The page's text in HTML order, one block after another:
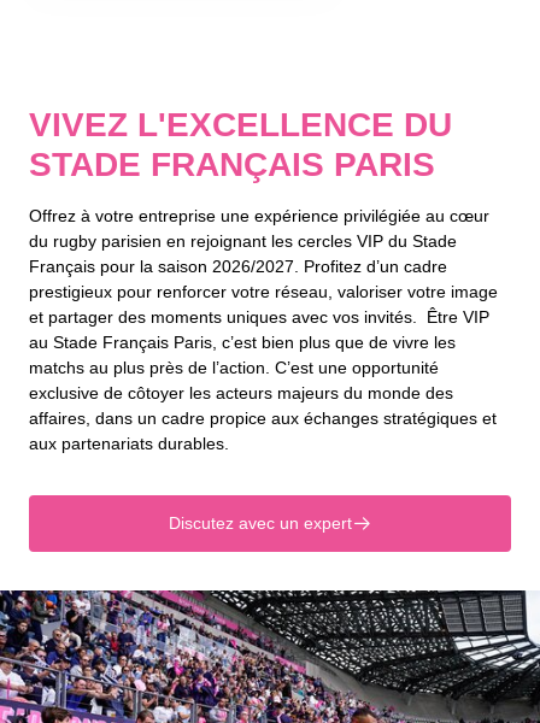
VIVEZ L'EXCELLENCE DU
STADE FRANÇAIS PARIS
Offrez à votre entreprise une expérience privilégiée au cœur
du rugby parisien en rejoignant les cercles VIP du Stade
Français pour la saison 2026/2027. Profitez d’un cadre
prestigieux pour renforcer votre réseau, valoriser votre image
et partager des moments uniques avec vos invités. Être VIP
au Stade Français Paris, c’est bien plus que de vivre les
matchs au plus près de l’action. C’est une opportunité
exclusive de côtoyer les acteurs majeurs du monde des
affaires, dans un cadre propice aux échanges stratégiques et
aux partenariats durables.
Discutez avec un expert􀄫